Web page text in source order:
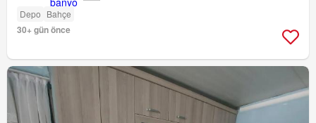
Depo Bahçe
30+ gün önce